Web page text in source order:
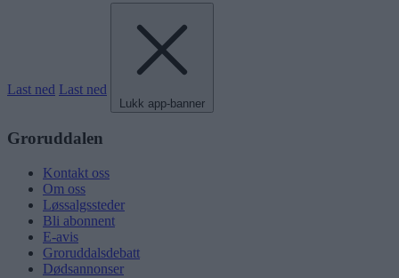
Last ned Last ned
Lukk app-banner
Groruddalen
Kontakt oss
Om oss
Løssalgssteder
Bli abonnent
E-avis
Groruddalsdebatt
Dødsannonser